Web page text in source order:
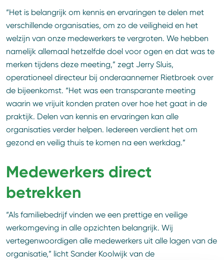
“Het is belangrijk om kennis en ervaringen te delen met
verschillende organisaties, om zo de veiligheid en het
welzijn van onze medewerkers te vergroten. We hebben
namelijk allemaal hetzelfde doel voor ogen en dat was te
merken tijdens deze meeting,” zegt Jerry Sluis,
operationeel directeur bij onderaannemer Rietbroek over
de bijeenkomst. “Het was een transparante meeting
waarin we vrijuit konden praten over hoe het gaat in de
praktijk. Delen van kennis en ervaringen kan alle
organisaties verder helpen. Iedereen verdient het om
gezond en veilig thuis te komen na een werkdag.”
Medewerkers direct
betrekken
“Als familiebedrijf vinden we een prettige en veilige
werkomgeving in alle opzichten belangrijk. Wij
vertegenwoordigen alle medewerkers uit alle lagen van de
organisatie,” licht Sander Koolwijk van de